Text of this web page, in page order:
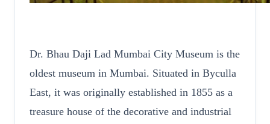
Dr. Bhau Daji Lad Mumbai City Museum is the
oldest museum in Mumbai. Situated in Byculla
East, it was originally established in 1855 as a
treasure house of the decorative and industrial